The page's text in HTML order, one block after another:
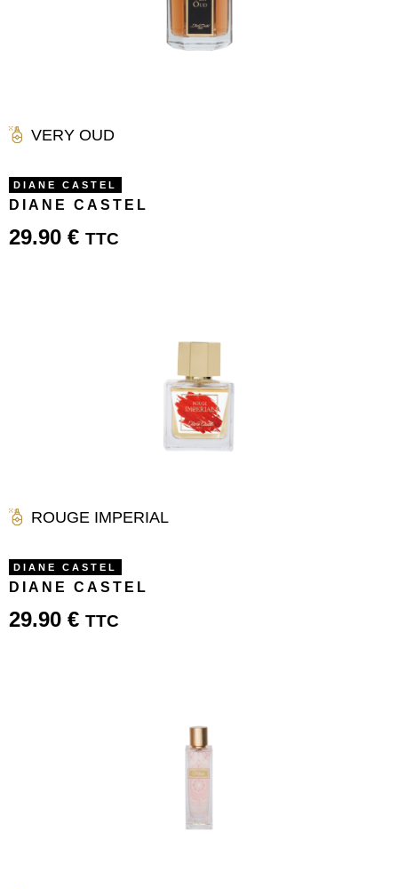
VERY OUD
DIANE CASTEL
DIANE CASTEL
29.90 € TTC
ROUGE IMPERIAL
DIANE CASTEL
DIANE CASTEL
29.90 € TTC